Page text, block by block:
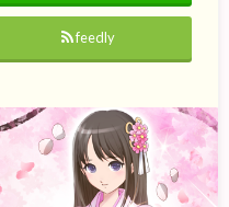
feedly